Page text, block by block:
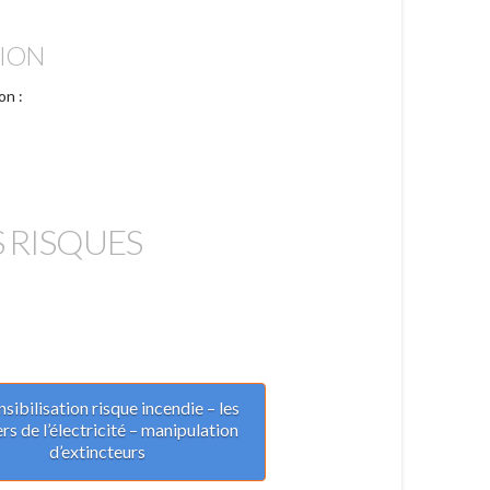
:
risque incendie – les
de l’électricité – manipulation
d’extincteurs